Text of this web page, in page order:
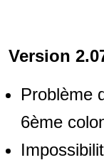
Version
Problème
6ème